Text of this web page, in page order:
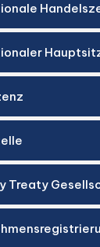
Treaty